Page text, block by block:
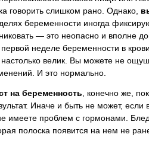
говорить слишком рано. Однако,
беременности иногда
— это неопасно и вполне
первой неделе беременности в
настолько велик. Вы можете не
И это нормально.
на беременность , конечно же,
Иначе и быть не может,
имеете проблем с гормонами.
полоска появится на нем не